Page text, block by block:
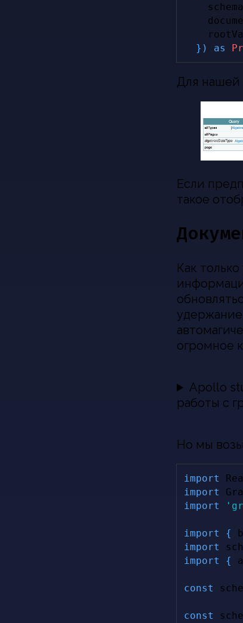
    schema
} ) as
Для нашей
Если
такое
Как
огромное
Apollo
работы с
Но мы
import
import
import
import {
import
import
{
const
const